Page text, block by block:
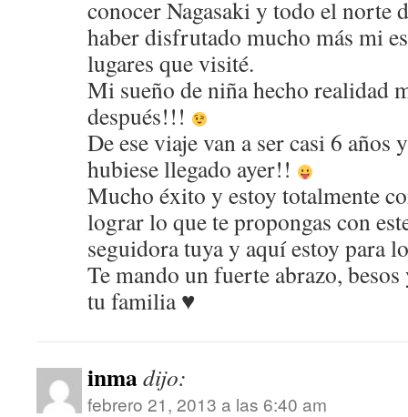
conocer Nagasaki y todo el norte
haber disfrutado mucho más mi
lugares que visité.
Mi sueño de niña hecho realidad
después!!!
De ese viaje van a ser casi 6
hubiese llegado ayer!!
Mucho éxito y estoy totalmente
lograr lo que te propongas con
seguidora tuya y aquí estoy para
Te mando un fuerte abrazo,
tu familia ♥
inmadijo:
febrero 21, 2013 a las 6:40 am